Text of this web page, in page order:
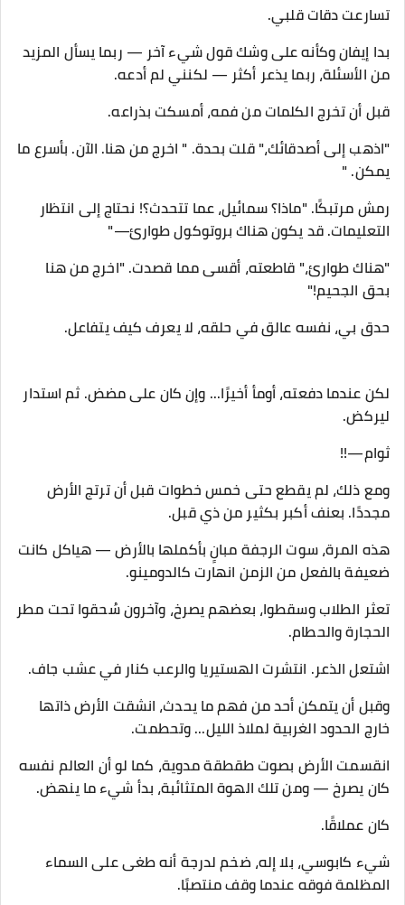
تسارعت دقات قلبي.
بدا إيفان وكأنه على وشك قول شيء آخر — ربما يسأل المزيد
من الأسئلة، ربما يذعر أكثر — لكنني لم أدعه.
قبل أن تخرج الكلمات من فمه، أمسكت بذراعه.
"اذهب إلى أصدقائك،" قلت بحدة. " اخرج من هنا. الآن. بأسرع ما
يمكن. "
رمش مرتبكًا. "ماذا؟ سمائيل، عما تتحدث؟! نحتاج إلى انتظار
التعليمات. قد يكون هناك بروتوكول طوارئ—"
"هناك طوارئ،" قاطعته، أقسى مما قصدت. "اخرج من هنا
بحق الجحيم!"
حدق بي، نفسه عالق في حلقه، لا يعرف كيف يتفاعل.
لكن عندما دفعته، أومأ أخيرًا... وإن كان على مضض. ثم استدار
ليركض.
ثوام—!!
ومع ذلك، لم يقطع حتى خمس خطوات قبل أن ترتج الأرض
مجددًا. بعنف أكبر بكثير من ذي قبل.
هذه المرة، سوت الرجفة مبانٍ بأكملها بالأرض — هياكل كانت
ضعيفة بالفعل من الزمن انهارت كالدومينو.
تعثر الطلاب وسقطوا، بعضهم يصرخ، وآخرون سُحقوا تحت مطر
الحجارة والحطام.
اشتعل الذعر. انتشرت الهستيريا والرعب كنار في عشب جاف.
وقبل أن يتمكن أحد من فهم ما يحدث، انشقت الأرض ذاتها
خارج الحدود الغربية لملاذ الليل... وتحطمت.
انقسمت الأرض بصوت طقطقة مدوية، كما لو أن العالم نفسه
كان يصرخ — ومن تلك الهوة المتثائبة، بدأ شيء ما ينهض.
كان عملاقًا.
شيء كابوسي، بلا إله، ضخم لدرجة أنه طغى على السماء
المظلمة فوقه عندما وقف منتصبًا.